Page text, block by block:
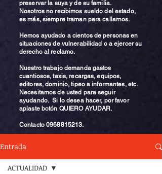
preservar la suya y de su familia.
Nosotros no recibimos sueldo del estado,
es más, siempre traman para callarnos.
Hemos ayudado a cientos de personas en
situaciones de vulnerabilidad o a ejercer su
derecho al reclamo.
Nuestro trabajo demanda gastos
cuantiosos, taxis, recargas, equipos,
editores, dominio, tipeo a informantes, etc.
Necesitamos de usted para seguir
ayudando. Si lo desea hacer, por favor
aplaste botón QUIERO AYUDAR.
Contacto0968815213.
Entrada
ACTUALIDAD